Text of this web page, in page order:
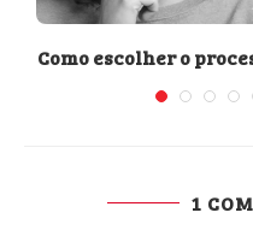
Como escolher o
1